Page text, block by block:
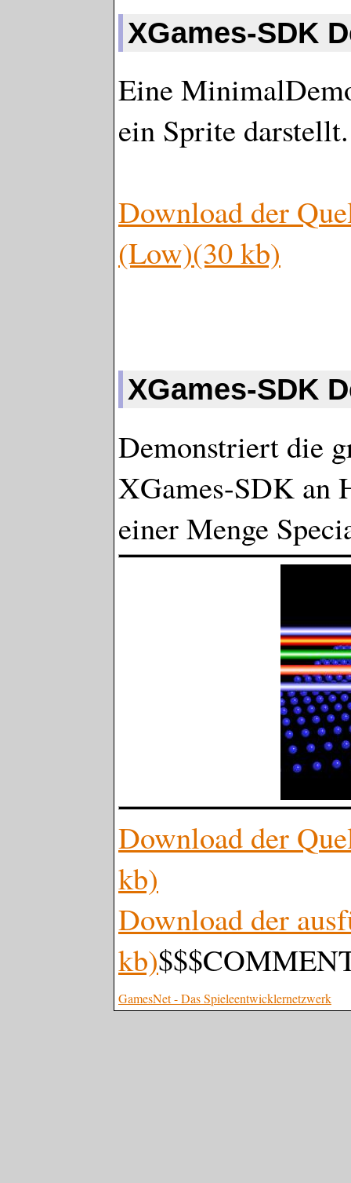
XGames-SDK
Eine
ein Sprite
Download der
(Low)(30 kb)
XGames-SDK
Demonstriert die
XGames-SDK an
einer Menge
Download der
kb)
Download der
kb)
GamesNet - Das Spieleentwicklernetzwerk